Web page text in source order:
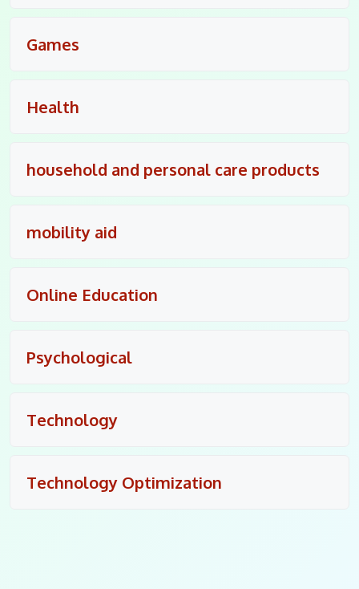
Games
Health
household and personal care products
mobility aid
Online Education
Psychological
Technology
Technology Optimization